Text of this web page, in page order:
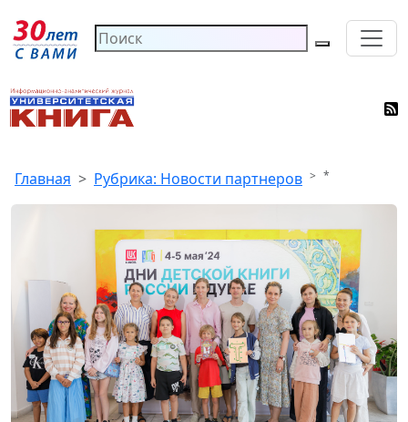
Главная Рубрика: Новости партнеров *